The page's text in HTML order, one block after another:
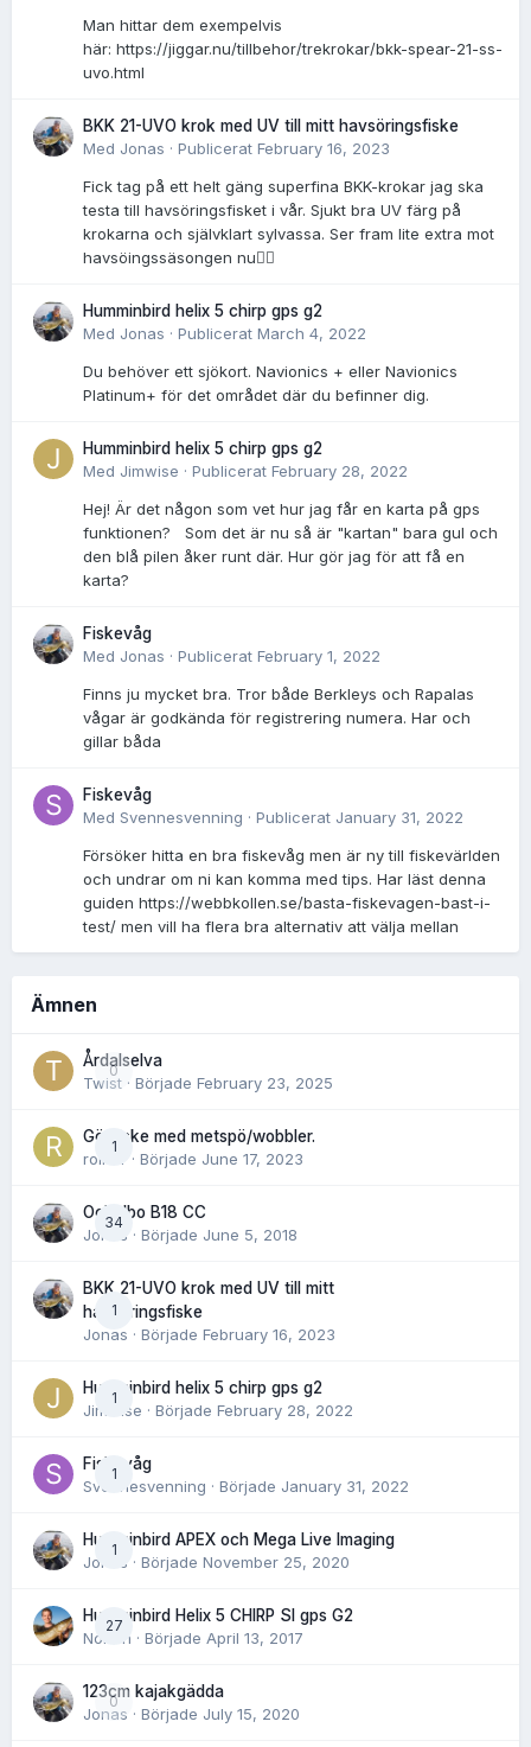
Man hittar dem exempelvis
här: https://jiggar.nu/tillbehor/trekrokar/bkk-spear-21-ss-
uvo.html
BKK 21-UVO krok med UV till mitt havsöringsfiske
Med Jonas · Publicerat February 16, 2023
Fick tag på ett helt gäng superfina BKK-krokar jag ska
testa till havsöringsfisket i vår. Sjukt bra UV färg på
krokarna och självklart sylvassa. Ser fram lite extra mot
havsöingssäsongen nu👌🏻
Humminbird helix 5 chirp gps g2
Med Jonas · Publicerat March 4, 2022
Du behöver ett sjökort. Navionics + eller Navionics
Platinum+ för det området där du befinner dig.
Humminbird helix 5 chirp gps g2
Med Jimwise · Publicerat February 28, 2022
Hej! Är det någon som vet hur jag får en karta på gps
funktionen? Som det är nu så är "kartan" bara gul och
den blå pilen åker runt där. Hur gör jag för att få en
karta?
Fiskevåg
Med Jonas · Publicerat February 1, 2022
Finns ju mycket bra. Tror både Berkleys och Rapalas
vågar är godkända för registrering numera. Har och
gillar båda
Fiskevåg
Med Svennesvenning · Publicerat January 31, 2022
Försöker hitta en bra fiskevåg men är ny till fiskevärlden
och undrar om ni kan komma med tips. Har läst denna
guiden https://webbkollen.se/basta-fiskevagen-bast-i-
test/ men vill ha flera bra alternativ att välja mellan
Ämnen
0
Årdalselva
Twist · Började February 23, 2025
1
Gösfiske med metspö/wobbler.
rolnor
· Började June 17, 2023
34
Ockelbo B18 CC
Jonas · Började June 5, 2018
1
BKK 21-UVO krok med UV till mitt
havsöringsfiske
Jonas · Började February 16, 2023
1
Humminbird helix 5 chirp gps g2
Jimwise · Började February 28, 2022
1
Fiskevåg
Svennesvenning · Började January 31, 2022
1
Humminbird APEX och Mega Live Imaging
Jonas · Började November 25, 2020
27
Humminbird Helix 5 CHIRP SI gps G2
Norlén · Började April 13, 2017
0
123cm kajakgädda
Jonas · Började July 15, 2020